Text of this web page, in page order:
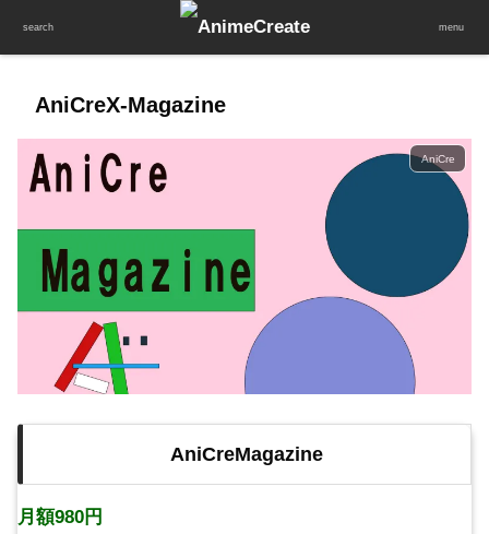
AniCreX-Magazine
AniCre
AniCreMagazine
月額980円
search menu